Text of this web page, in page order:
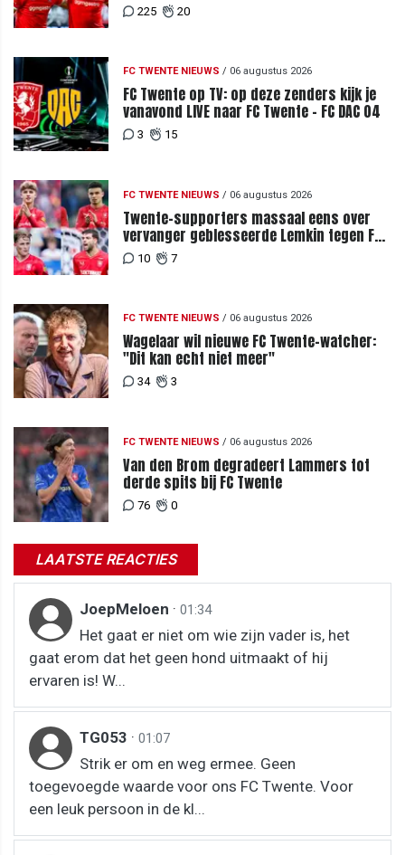
225 20
FC TWENTE NIEUWS / 06 augustus 2026
FC Twente op TV: op deze zenders kijk je
vanavond LIVE naar FC Twente - FC DAC 04
3 15
FC TWENTE NIEUWS / 06 augustus 2026
Twente-supporters massaal eens over
vervanger geblesseerde Lemkin tegen FC
DAC 04
10 7
FC TWENTE NIEUWS / 06 augustus 2026
Wagelaar wil nieuwe FC Twente-watcher:
"Dit kan echt niet meer"
34 3
FC TWENTE NIEUWS / 06 augustus 2026
Van den Brom degradeert Lammers tot
derde spits bij FC Twente
76 0
LAATSTE REACTIES
JoepMeloen · 01:34
Het gaat er niet om wie zijn vader is, het
gaat erom dat het geen hond uitmaakt of hij
ervaren is! W...
TG053 · 01:07
Strik er om en weg ermee. Geen
toegevoegde waarde voor ons FC Twente. Voor
een leuk persoon in de kl...